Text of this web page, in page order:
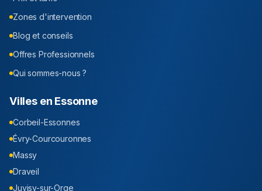
Zones d'intervention
Blog et conseils
Offres Professionnels
Qui sommes-nous ?
Villes en Essonne
Corbeil-Essonnes
Évry-Courcouronnes
Massy
Draveil
Juvisy-sur-Orge